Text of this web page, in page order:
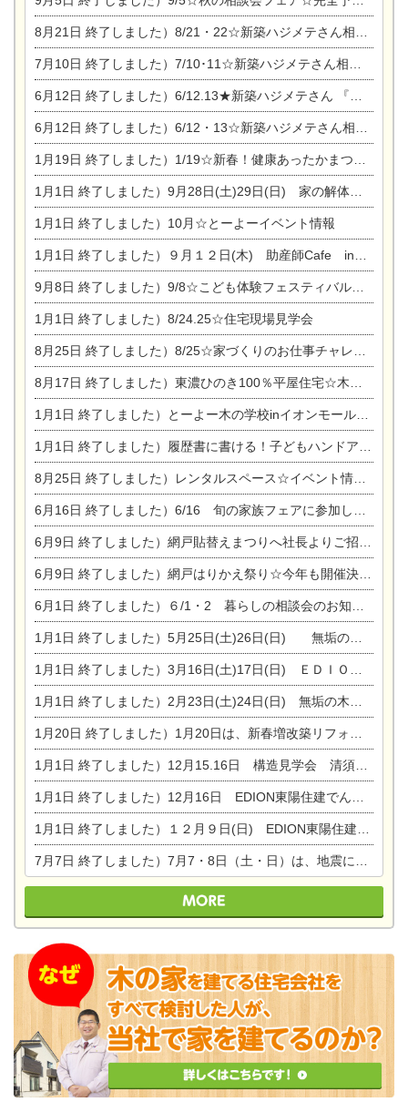
8月21日 終了しました）8/21・22☆新築ハジメテさん相談会 『集まれ！農地に家を建てたい人！』
7月10日 終了しました）7/10･11☆新築ハジメテさん相談会 『集まれ！農地に家を建てたい人！』完全予約制
6月12日 終了しました）6/12.13★新築ハジメテさん 『木の家 現場体感見学会』
6月12日 終了しました）6/12・13☆新築ハジメテさん相談会『今ある土地に家を建てる際の注意点』
1月19日 終了しました）1/19☆新春！健康あったかまつり＆増改築リフォームまつり
1月1日 終了しました）9月28日(土)29日(日) 家の解体なんでも相談会
1月1日 終了しました）10月☆とーよーイベント情報
1月1日 終了しました）９月１２日(木) 助産師Cafe in東陽住建
9月8日 終了しました）9/8☆こども体験フェスティバル☆一宮市民会館
1月1日 終了しました）8/24.25☆住宅現場見学会
8月25日 終了しました）8/25☆家づくりのお仕事チャレンジ
8月17日 終了しました）東濃ひのき100％平屋住宅☆木の家完成見学会
1月1日 終了しました）とーよー木の学校inイオンモール木曽川
1月1日 終了しました）履歴書に書ける！子どもハンドアロマ講座☆
8月25日 終了しました）レンタルスペース☆イベント情報☆チャイルドアロマセラピスト
6月16日 終了しました）6/16 旬の家族フェアに参加します☆
6月9日 終了しました）網戸貼替えまつりへ社長よりご招待です♪
6月9日 終了しました）網戸はりかえ祭り☆今年も開催決定！
6月1日 終了しました）６/1・2 暮らしの相談会のお知らせ
1月1日 終了しました）5月25日(土)26日(日) 無垢の木の家体感見学会開催☆
1月1日 終了しました）3月16日(土)17日(日) ＥＤＩＯＮ東陽住建でんき館 総決算まつり
1月1日 終了しました）2月23日(土)24日(日) 無垢の木の家 完成見学会
1月20日 終了しました）1月20日は、新春増改築リフォームまつり＆家の修理祭り＆家電まつりです。
1月1日 終了しました）12月15.16日 構造見学会 清須市西枇杷島町弁天
1月1日 終了しました）12月16日 EDION東陽住建でんき OPEN第二弾イベント！！
1月1日 終了しました）１２月９日(日) EDION東陽住建でんき館プレＯＰＥＮ！＆家の修理まつり
7月7日 終了しました）7月7・8日（土・日）は、地震に強くて安心！暮らしを楽しむ東濃ひのきの平屋の家体験見学会を開催します。ぜひお越しください。